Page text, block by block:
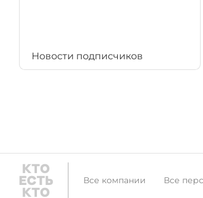
Новости подписчиков
Все компании Все